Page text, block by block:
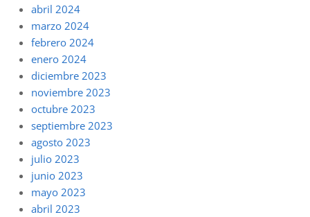
abril 2024
marzo 2024
febrero 2024
enero 2024
diciembre 2023
noviembre 2023
octubre 2023
septiembre 2023
agosto 2023
julio 2023
junio 2023
mayo 2023
abril 2023